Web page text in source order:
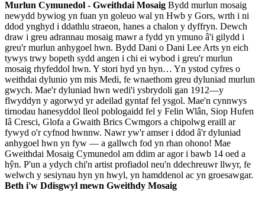
Murlun Cymunedol - Gweithdai Mosaig Bydd murlun mosaig
newydd bywiog yn fuan yn goleuo wal yn Hwb y Gors, wrth i ni
ddod ynghyd i ddathlu straeon, hanes a chalon y dyffryn. Dewch
draw i greu adrannau mosaig mawr a fydd yn ymuno â'i gilydd i
greu'r murlun anhygoel hwn. Bydd Dani o Dani Lee Arts yn eich
tywys trwy bopeth sydd angen i chi ei wybod i greu'r murlun
mosaig rhyfeddol hwn. Y stori hyd yn hyn… Yn ystod cyfres o
weithdai dylunio ym mis Medi, fe wnaethom greu dyluniad murlun
gwych. Mae'r dyluniad hwn wedi'i ysbrydoli gan 1912—y
flwyddyn y agorwyd yr adeilad gyntaf fel ysgol. Mae'n cynnwys
tirnodau hanesyddol lleol poblogaidd fel y Felin Wlân, Siop Hufen
Iâ Cresci, Glofa a Gwaith Brics Cwmgors a chipolwg eraill ar
fywyd o'r cyfnod hwnnw. Nawr yw'r amser i ddod â'r dyluniad
anhygoel hwn yn fyw — a gallwch fod yn rhan ohono! Mae
Gweithdai Mosaig Cymunedol am ddim ar agor i bawb 14 oed a
hŷn. P'un a ydych chi'n artist profiadol neu'n ddechreuwr llwyr, fe
welwch y sesiynau hyn yn hwyl, yn hamddenol ac yn groesawgar.
Beth i'w Ddisgwyl mewn Gweithdy Mosaig